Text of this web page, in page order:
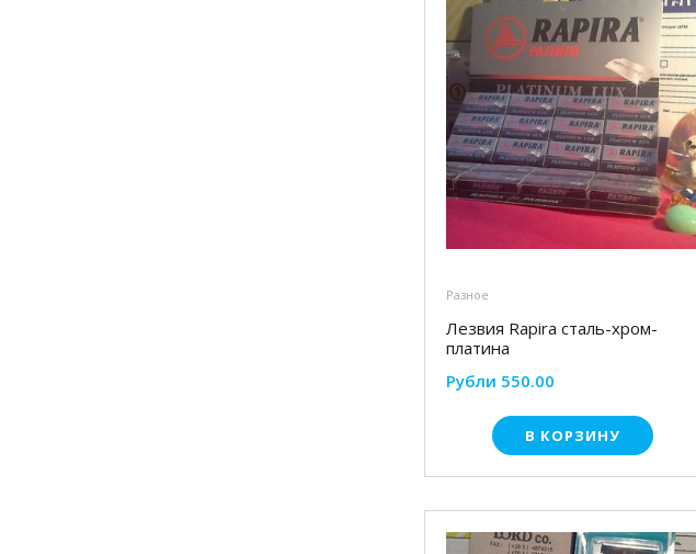
Разное
Лезвия Rapira сталь-хром-
платина
Рубли 550.00
В КОРЗИНУ